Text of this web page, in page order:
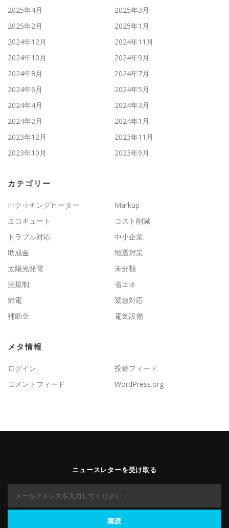
2025年4月
2025年3月
2025年2月
2025年1月
2024年12月
2024年11月
2024年10月
2024年9月
2024年8月
2024年7月
2024年6月
2024年5月
2024年4月
2024年3月
2024年2月
2024年1月
2023年12月
2023年11月
2023年10月
2023年9月
カテゴリー
IHクッキングヒーター
Markup
エコキュート
コスト削減
トラブル対応
中小企業
助成金
地震対策
太陽光発電
未分類
法規制
省エネ
節電
緊急対応
補助金
電気設備
メタ情報
ログイン
投稿フィード
コメントフィード
WordPress.org
ニュースレターを受け取る